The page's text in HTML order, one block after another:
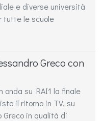
e diverse università
tutte le scuole
Greco con
onda su RAI1 la finale
il ritorno in TV, su
Greco in qualità di